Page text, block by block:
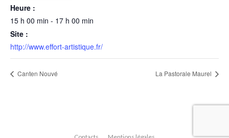
Heure :
15 h 00 min - 17 h 00 min
Site :
http://www.effort-artistique.fr/
Canten Nouvé La Pastorale Maurel